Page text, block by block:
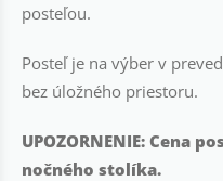
posteľou.
Posteľ je na výber v
bez úložného priestoru.
UPOZORNENIE: Cena
nočného stolíka.